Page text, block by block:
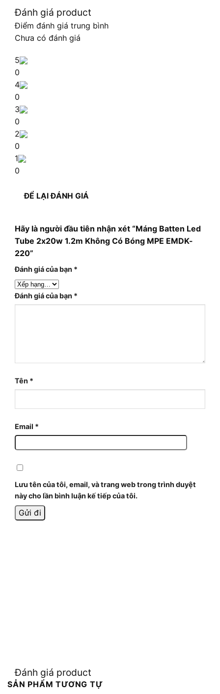
Đánh giá product
Điểm đánh giá trung bình
Chưa có đánh giá
5
0
4
0
3
0
2
0
1
0
ĐỂ LẠI ĐÁNH GIÁ
Hãy là người đầu tiên nhận xét “Máng Batten Led
Tube 2x20w 1.2m Không Có Bóng MPE EMDK-
220”
Đánh giá của bạn *
Đánh giá của bạn *
Tên *
Email *
Lưu tên của tôi, email, và trang web trong trình duyệt
này cho lần bình luận kế tiếp của tôi.
Đánh giá product
SẢN PHẨM TƯƠNG TỰ